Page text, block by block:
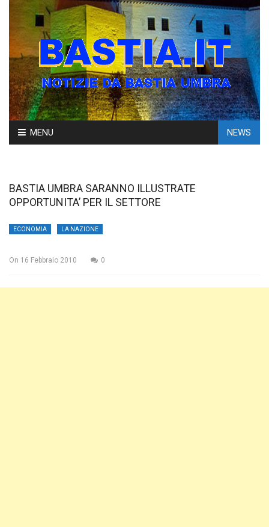
Skip
to
MENU NEWS
BASTIA UMBRA SARANNO ILLUSTRATE
OPPORTUNITA’ PER IL SETTORE
ECONOMIA LA NAZIONE
On 16 Febbraio 2010 0